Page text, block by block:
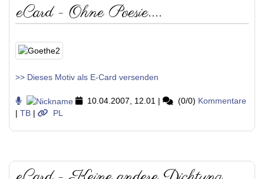
eCard - Ohne Poesie....
>> Dieses Motiv als E-Card versenden
10.04.2007, 12.01 | (0/0) Kommentare
| TB | PL